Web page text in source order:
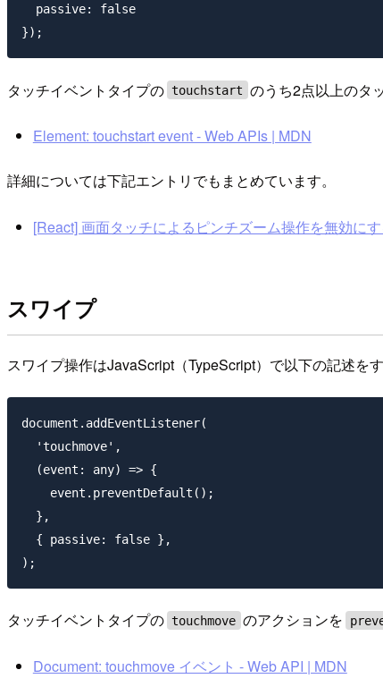
  passive: false
タッチイベントタイプの touchstart のうち2点以上のタ
Element: touchstart event - Web APIs | MDN
詳細については下記エントリでもまとめています。
[React] 画面タッチによるピンチズーム操作を無効に
スワイプ
スワイプ操作はJavaScript（TypeScript）で以下の記述を
document.addEventListener(
  'touchmove',
  (event: any) => {
    event.preventDefault();
  },
  { passive: false },
タッチイベントタイプの touchmove のアクションを
Document: touchmove イベント - Web API | MDN